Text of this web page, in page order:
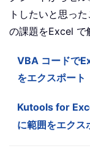
トしたいと思っ
の課題をExcel で
VBA コードで
をエクスポート
Kutools for
に範囲をエクス